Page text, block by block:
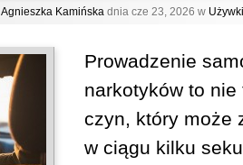
Agnieszka Kamińskadnia cze 23, 2026 w Używki
Prowadzenie
narkotyków to
czyn, który może
w ciągu kilku